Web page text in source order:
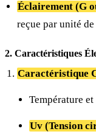
Éclairement (G
reçue par unité
2. Caractéristiques
Caractéristique
Température
Uv (Tension